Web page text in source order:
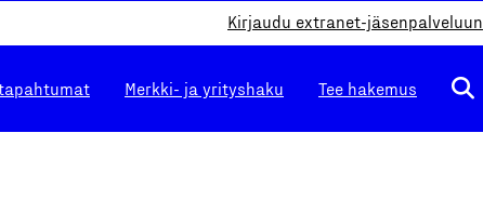
Kirjaudu extranet-jäsenpalveluun
Merkki- ja yrityshaku Tee hakemus